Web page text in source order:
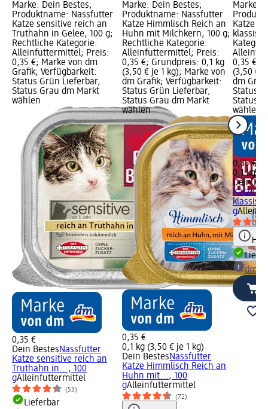
Marke: Dein Bestes;
Produktname: Nassfutter
Katze sensitive reich an
Truthahn in Gelee, 100 g;
Rechtliche Kategorie:
Alleinfuttermittel; Preis:
0,35 €; Marke von dm
Grafik; Verfügbarkeit:
Status Grün Lieferbar,
Status Grau dm Markt
wählen
0,35 €
Dein BestesNassfutter
Katze sensitive reich an
Truthahn in..., 100
gAlleinfuttermittel
(53)
Lieferbar
Marke: Dein Bestes;
Produktname: Nassfutter
Katze Himmlisch Reich an
Huhn mit Milchkern, 100 g;
Rechtliche Kategorie:
Alleinfuttermittel; Preis:
0,35 €; Grundpreis: 0,1 kg
(3,50 € je 1 kg); Marke von
dm Grafik; Verfügbarkeit:
Status Grün Lieferbar,
Status Grau dm Markt
wählen
0,35 €
0,1 kg (3,50 € je 1 kg)
Dein BestesNassfutter
Katze Himmlisch Reich an
Huhn mit..., 100
gAlleinfuttermittel
(72)
Marke:
Katze
0,35 €;
(3,50 €
dm
Status
Status
wählen
0,35 €
0,1 kg
Dein
Katze
g
dm